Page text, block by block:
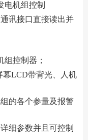
电机组控制
讯接口直接读出并
组控制器；
幕LCD带背光、人机
的各个参量及报警
细参数并且可控制